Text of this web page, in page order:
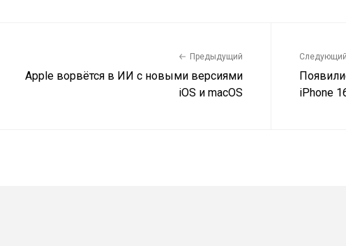
Предыдущий
Apple ворвётся в ИИ с новыми версиями
iOS и macOS
Следующий
iPhone